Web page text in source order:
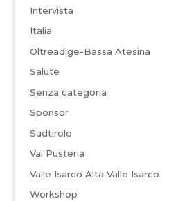
Intervista
Italia
Oltreadige-Bassa Atesina
Salute
Senza categoria
Sponsor
Sudtirolo
Val Pusteria
Valle Isarco Alta Valle Isarco
Workshop